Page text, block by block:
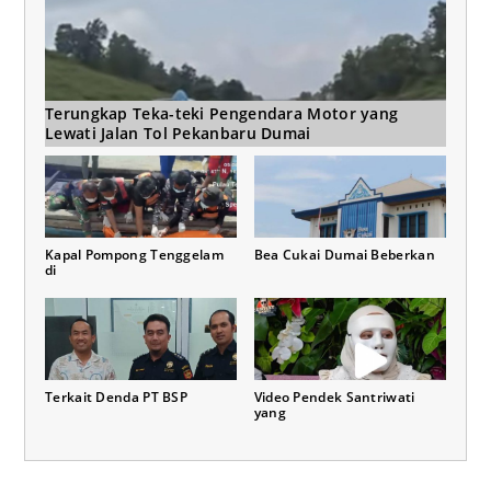
Terungkap Teka-teki Pengendara Motor yang
Lewati Jalan Tol Pekanbaru Dumai
Kapal Pompong Tenggelam
di
Bea Cukai Dumai Beberkan
Terkait Denda PT BSP
Video Pendek Santriwati
yang